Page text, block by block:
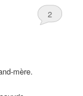
2
mère.